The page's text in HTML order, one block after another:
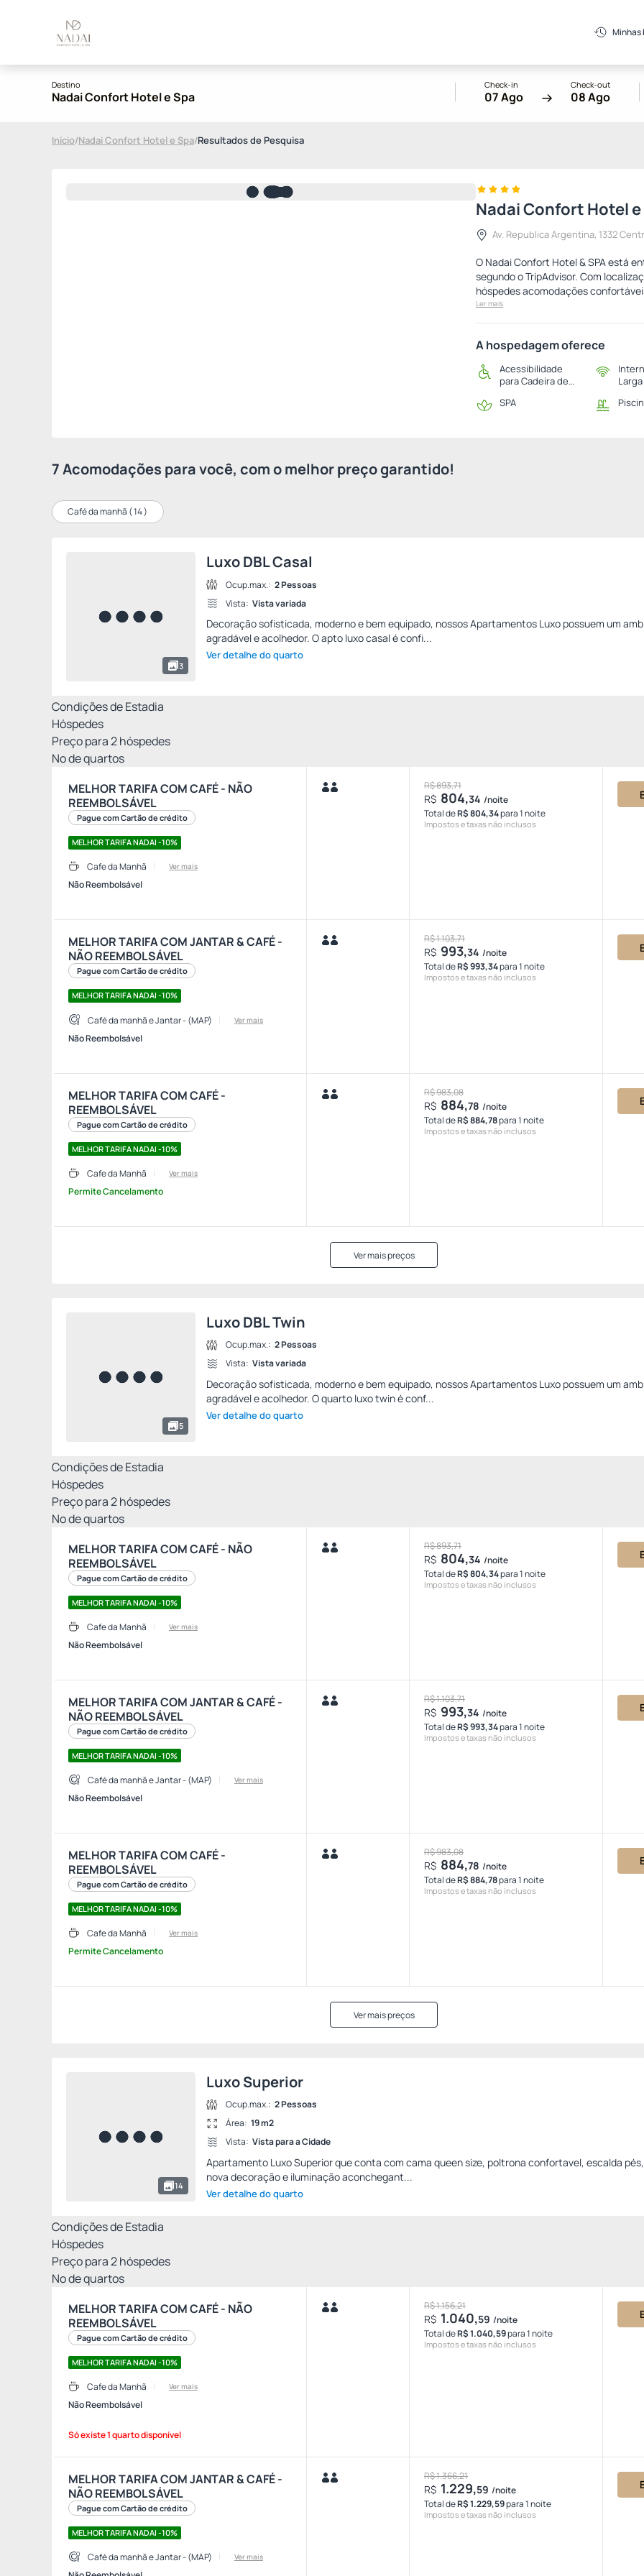
Minhas
Destino
Nadai Confort Hotel e Spa
Check-in
07 Ago
Check-out
08 Ago
Início/Nadai Confort Hotel e Spa/Resultados de Pesquisa
Nadai Confort Hotel e
Av. Republica Argentina, 1332
O Nadai Confort Hotel & SPA está
segundo o TripAdvisor. Com
hóspedes acomodações
Ler mais
A hospedagem oferece
Acessibilidade
para Cadeira de
Larga
SPA
7 Acomodações para você, com o melhor preço garantido!
Café da manhã (14)
3
Luxo DBL Casal
Ocup.max.: 2 Pessoas
Vista: Vista variada
Decoração sofisticada, moderno e bem equipado, nossos Apartamentos Luxo possuem um
agradável e acolhedor. O apto luxo casal é confi...
Ver detalhe do quarto
Condições de Estadia
Hóspedes
Preço para2hóspedes
Nº de quartos
MELHOR TARIFA COM CAFÉ - NÃO
REEMBOLSÁVEL
Pague com Cartão de crédito
MELHOR TARIFA NADAI -10%
Cafe da Manhã Ver mais
Não Reembolsável
R$ 893,71
R$ 804,34 /noite
Total deR$ 804,34para 1 noite
Impostos e taxas não inclusos
MELHOR TARIFA COM JANTAR & CAFÉ -
NÃO REEMBOLSÁVEL
Pague com Cartão de crédito
MELHOR TARIFA NADAI -10%
Café da manhã e Jantar - (MAP) Ver mais
Não Reembolsável
R$ 1.103,71
R$ 993,34 /noite
Total deR$ 993,34para 1 noite
Impostos e taxas não inclusos
MELHOR TARIFA COM CAFÉ -
REEMBOLSÁVEL
Pague com Cartão de crédito
MELHOR TARIFA NADAI -10%
Cafe da Manhã Ver mais
Permite Cancelamento
R$ 983,08
R$ 884,78 /noite
Total deR$ 884,78para 1 noite
Impostos e taxas não inclusos
Ver mais preços
5
Luxo DBL Twin
Ocup.max.: 2 Pessoas
Vista: Vista variada
Decoração sofisticada, moderno e bem equipado, nossos Apartamentos Luxo possuem um
agradável e acolhedor. O quarto luxo twin é conf...
Ver detalhe do quarto
Condições de Estadia
Hóspedes
Preço para2hóspedes
Nº de quartos
MELHOR TARIFA COM CAFÉ - NÃO
REEMBOLSÁVEL
Pague com Cartão de crédito
MELHOR TARIFA NADAI -10%
Cafe da Manhã Ver mais
Não Reembolsável
R$ 893,71
R$ 804,34 /noite
Total deR$ 804,34para 1 noite
Impostos e taxas não inclusos
MELHOR TARIFA COM JANTAR & CAFÉ -
NÃO REEMBOLSÁVEL
Pague com Cartão de crédito
MELHOR TARIFA NADAI -10%
Café da manhã e Jantar - (MAP) Ver mais
Não Reembolsável
R$ 1.103,71
R$ 993,34 /noite
Total deR$ 993,34para 1 noite
Impostos e taxas não inclusos
MELHOR TARIFA COM CAFÉ -
REEMBOLSÁVEL
Pague com Cartão de crédito
MELHOR TARIFA NADAI -10%
Cafe da Manhã Ver mais
Permite Cancelamento
R$ 983,08
R$ 884,78 /noite
Total deR$ 884,78para 1 noite
Impostos e taxas não inclusos
Ver mais preços
14
Luxo Superior
Ocup.max.: 2 Pessoas
Área: 19 m2
Vista: Vista para a Cidade
Apartamento Luxo Superior que conta com cama queen size, poltrona confortavel, escalda
nova decoração e iluminação aconchegant...
Ver detalhe do quarto
Condições de Estadia
Hóspedes
Preço para2hóspedes
Nº de quartos
MELHOR TARIFA COM CAFÉ - NÃO
REEMBOLSÁVEL
Pague com Cartão de crédito
MELHOR TARIFA NADAI -10%
Cafe da Manhã Ver mais
Não Reembolsável
Só existe 1 quarto disponível
R$ 1.156,21
R$ 1.040,59 /noite
Total deR$ 1.040,59para 1 noite
Impostos e taxas não inclusos
MELHOR TARIFA COM JANTAR & CAFÉ -
NÃO REEMBOLSÁVEL
Pague com Cartão de crédito
MELHOR TARIFA NADAI -10%
Café da manhã e Jantar - (MAP) Ver mais
R$ 1.366,21
R$ 1.229,59 /noite
Total deR$ 1.229,59para 1 noite
Impostos e taxas não inclusos